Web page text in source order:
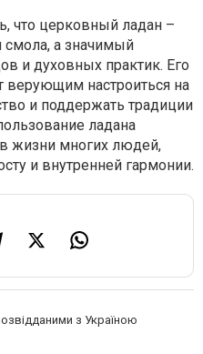
что церковный ладан –
смола, а значимый
и духовных практик. Его
верующим настроиться на
и поддержать традиции
ладана
жизни многих людей,
и внутренней гармонии.
з Україною